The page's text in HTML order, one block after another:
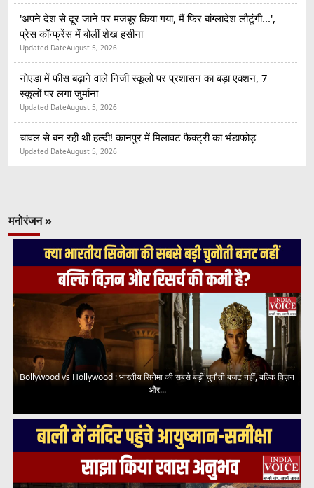
'अपने देश से दूर जाने पर मजबूर किया गया, मैं फिर बांग्लादेश लौटूंगी...',
प्रेस कॉन्फ्रेंस में बोलीं शेख हसीना
Updated DateAugust 5, 2026
नोएडा में फीस बढ़ाने वाले निजी स्कूलों पर प्रशासन का बड़ा एक्शन, 7
स्कूलों पर लगा जुर्माना
Updated DateAugust 5, 2026
चावल से बन रही थी हल्दी! कानपुर में मिलावट फैक्ट्री का भंडाफोड़
Updated DateAugust 5, 2026
मनोरंजन »
Bollywood vs Hollywood : भारतीय सिनेमा की सबसे बड़ी चुनौती बजट नहीं, बल्कि विज़न
और...